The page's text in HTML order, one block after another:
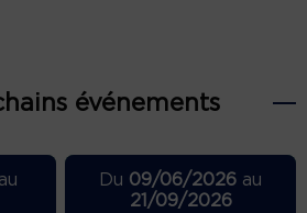
événements
Du 09/06/2026 au
21/09/2026